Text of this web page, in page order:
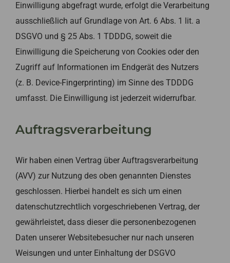
Einwilligung abgefragt wurde, erfolgt die Verarbeitung
ausschließlich auf Grundlage von Art. 6 Abs. 1 lit. a
DSGVO und § 25 Abs. 1 TDDDG, soweit die
Einwilligung die Speicherung von Cookies oder den
Zugriff auf Informationen im Endgerät des Nutzers
(z. B. Device-Fingerprinting) im Sinne des TDDDG
umfasst. Die Einwilligung ist jederzeit widerrufbar.
Auftragsverarbeitung
Wir haben einen Vertrag über Auftragsverarbeitung
(AVV) zur Nutzung des oben genannten Dienstes
geschlossen. Hierbei handelt es sich um einen
datenschutzrechtlich vorgeschriebenen Vertrag, der
gewährleistet, dass dieser die personenbezogenen
Daten unserer Websitebesucher nur nach unseren
Weisungen und unter Einhaltung der DSGVO